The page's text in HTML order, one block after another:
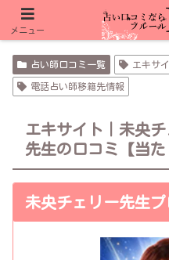
フルール限定特典
フルール限定特
占い師口コミ一覧 エキサ
電話占い師移籍先情報
エキサイト｜未央
先生の口コミ【当た
未央チェリー先生
メニュー